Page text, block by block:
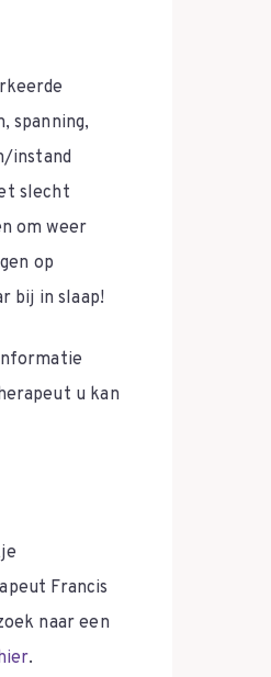
spanning,
instand
slecht
om weer
op
bij in slaap!
u kan
Francis
naar een
.